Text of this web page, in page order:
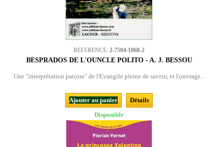
REFERENCE: 2-7504-1868-2
BESPRADOS DE L'OUNCLE POLITO - A. J. BESSOU
Une "interprétation patoise" de l'Evangile pleine de saveur, et l'ouvrage...
Ajouter au panier
Détails
Disponible